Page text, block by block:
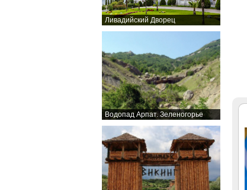
Ливадийский Дворец
Водопад Арпат. Зеленогорье